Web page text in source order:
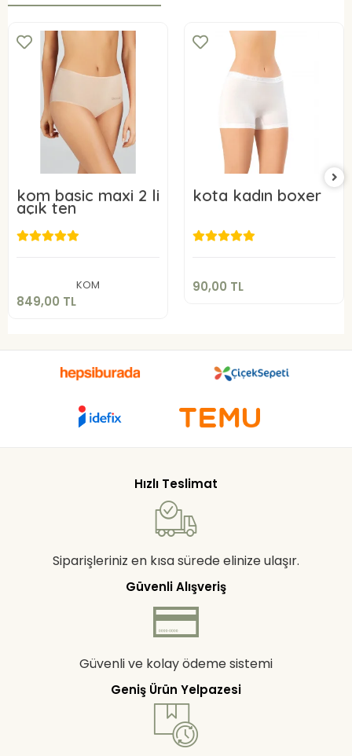
kom basic maxi 2 li
açık ten
KOM
849,00 TL
849,00 TL
kota kadın boxer
90,00 TL
90,00 TL
Hızlı Teslimat
Siparişleriniz en kısa sürede elinize ulaşır.
Güvenli Alışveriş
Güvenli ve kolay ödeme sistemi
Geniş Ürün Yelpazesi